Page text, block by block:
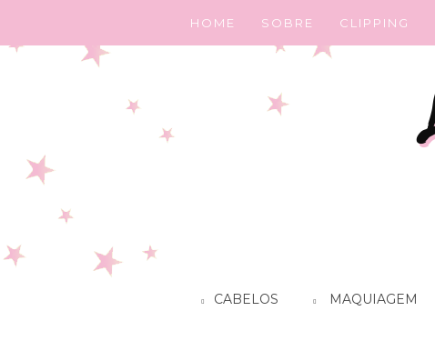
HOME SOBRE CLIPPING
CABELOS MAQUIAGEM